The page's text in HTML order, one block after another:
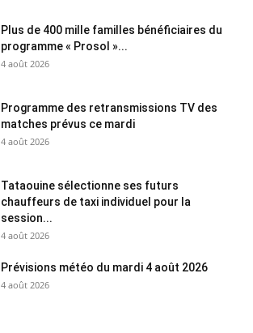
Plus de 400 mille familles bénéficiaires du
programme « Prosol »...
4 août 2026
Programme des retransmissions TV des
matches prévus ce mardi
4 août 2026
Tataouine sélectionne ses futurs
chauffeurs de taxi individuel pour la
session...
4 août 2026
Prévisions météo du mardi 4 août 2026
4 août 2026